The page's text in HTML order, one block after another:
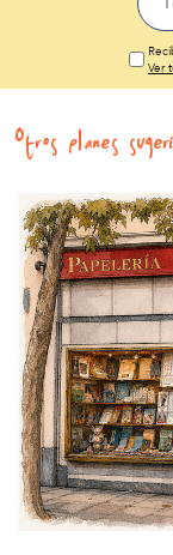
Ver
Otros planes